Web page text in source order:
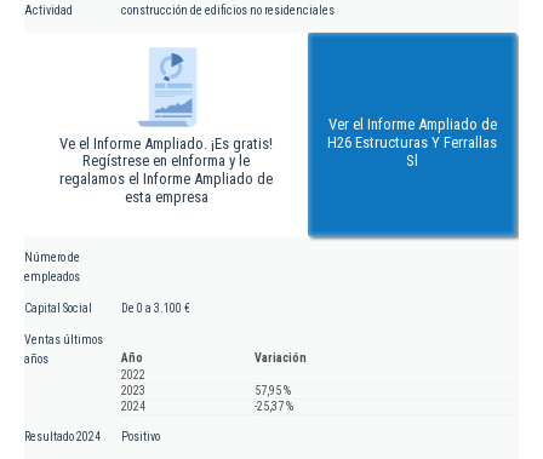
Actividad construcción de edificios no residenciales
Ve el Informe Ampliado. ¡Es gratis!
Regístrese en eInforma y le
regalamos el Informe Ampliado de
esta empresa
Ver el Informe Ampliado de
H26 Estructuras Y Ferrallas
Sl
Número de
empleados
Capital Social De 0 a 3.100 €
Ventas últimos
años
Año
Variación
2022
2023
57,95 %
2024
-25,37 %
Resultado 2024 Positivo